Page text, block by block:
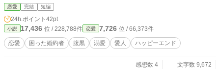
恋愛 完結 短編
24h.ポイント 42pt
小説 17,436 位 / 228,788件 恋愛 7,726 位 / 66,373件
恋愛 困った婚約者 腹黒 溺愛 愛人 ハッピーエンド
感想数 4
文字数 9,672